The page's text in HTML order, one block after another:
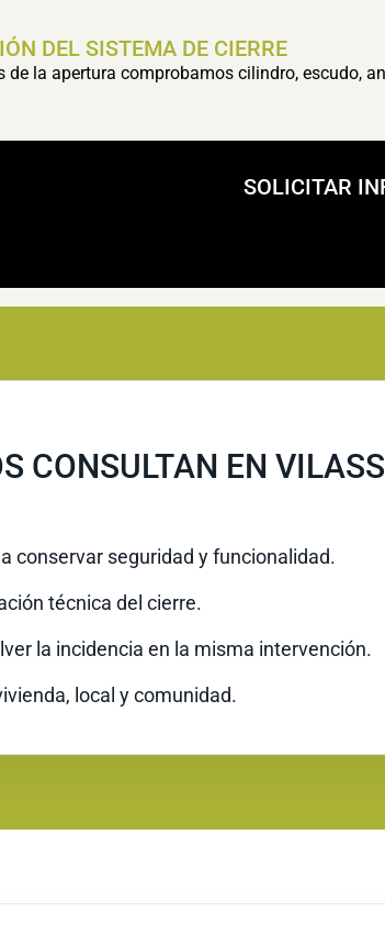
DEL SISTEMA DE CIERRE
de la apertura comprobamos cilindro, escudo,
SOLICITAR
CONSULTAN EN
conservar seguridad y funcionalidad.
técnica del cierre.
la incidencia en la misma intervención.
local y comunidad.